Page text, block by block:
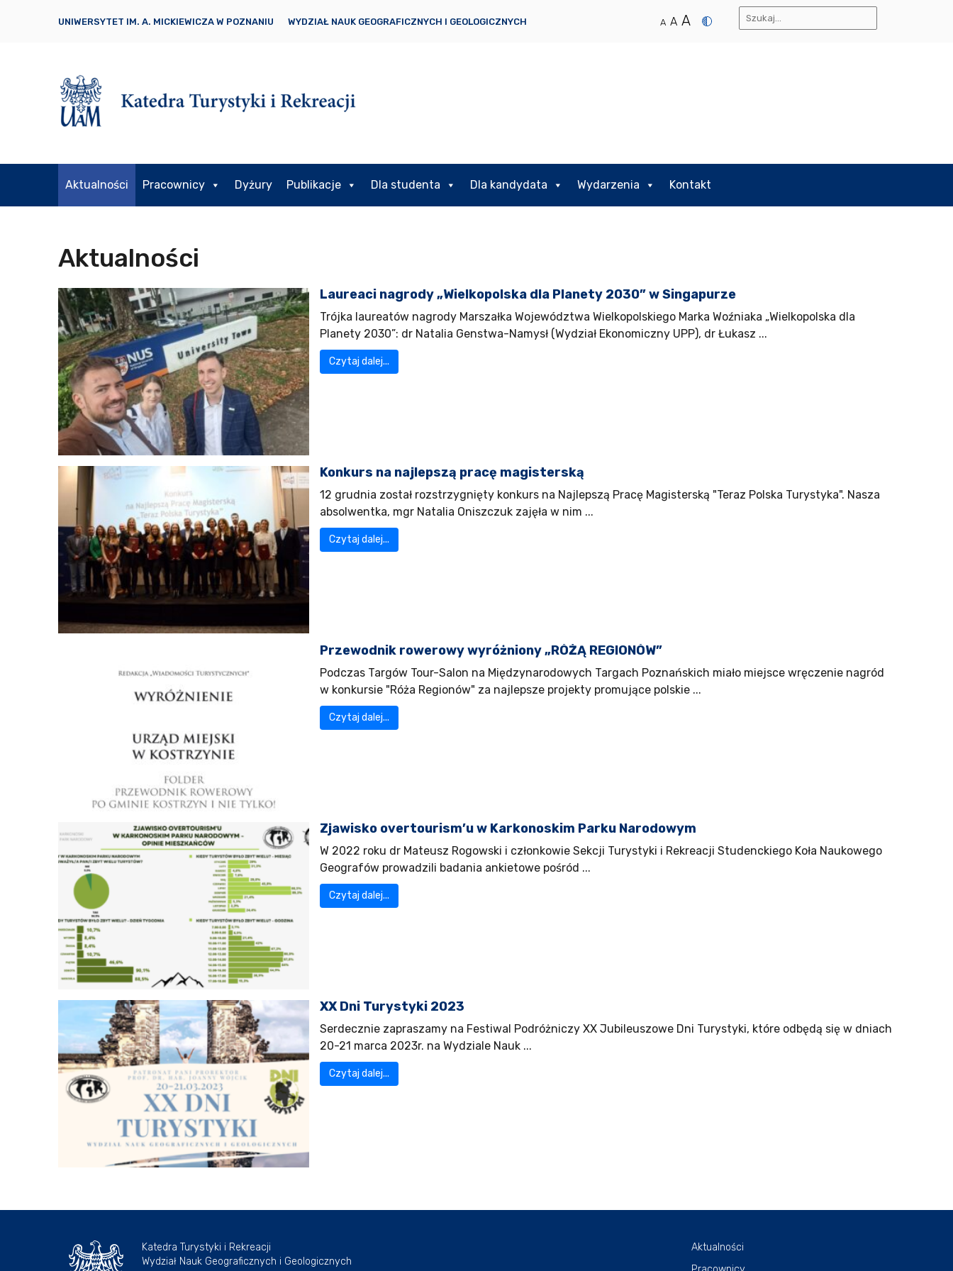
UNIWERSYTET IM. A. MICKIEWICZA W POZNANIU WYDZIAŁ NAUK GEOGRAFICZNYCH I GEOLOGICZNYCH A A A
Aktualności Pracownicy Dyżury Publikacje Dla studenta Dla kandydata Wydarzenia Kontakt
Aktualności
Laureaci nagrody „Wielkopolska dla Planety 2030” w Singapurze
Trójka laureatów nagrody Marszałka Województwa Wielkopolskiego Marka Woźniaka „Wielkopolska dla
Planety 2030”: dr Natalia Genstwa-Namysł (Wydział Ekonomiczny UPP), dr Łukasz ...
Czytaj dalej...
Konkurs na najlepszą pracę magisterską
12 grudnia został rozstrzygnięty konkurs na Najlepszą Pracę Magisterską "Teraz Polska Turystyka". Nasza
absolwentka, mgr Natalia Oniszczuk zajęła w nim ...
Czytaj dalej...
Przewodnik rowerowy wyróżniony „RÓŻĄ REGIONÓW”
Podczas Targów Tour-Salon na Międzynarodowych Targach Poznańskich miało miejsce wręczenie nagród
w konkursie "Róża Regionów" za najlepsze projekty promujące polskie ...
Czytaj dalej...
Zjawisko overtourism’u w Karkonoskim Parku Narodowym
W 2022 roku dr Mateusz Rogowski i członkowie Sekcji Turystyki i Rekreacji Studenckiego Koła Naukowego
Geografów prowadzili badania ankietowe pośród ...
Czytaj dalej...
XX Dni Turystyki 2023
Serdecznie zapraszamy na Festiwal Podróżniczy XX Jubileuszowe Dni Turystyki, które odbędą się w dniach
20-21 marca 2023r. na Wydziale Nauk ...
Czytaj dalej...
Katedra Turystyki i Rekreacji
Wydział Nauk Geograficznych i Geologicznych
Aktualności